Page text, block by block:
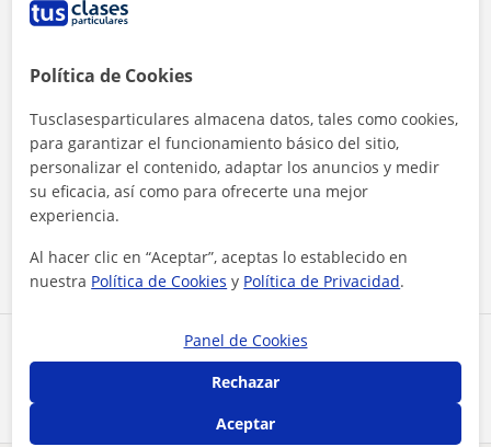
Comparte a este profesor
Al hacer clic, aceptas nuestroaviso legaly deprivacidad
Política de Cookies
Tusclasesparticulares almacena datos, tales como cookies,
para garantizar el funcionamiento básico del sitio,
personalizar el contenido, adaptar los anuncios y medir
su eficacia, así como para ofrecerte una mejor
experiencia.
Al hacer clic en “Aceptar”, aceptas lo establecido en
nuestra Política de Cookies y Política de Privacidad.
Panel de Cookies
Rechazar
Aceptar